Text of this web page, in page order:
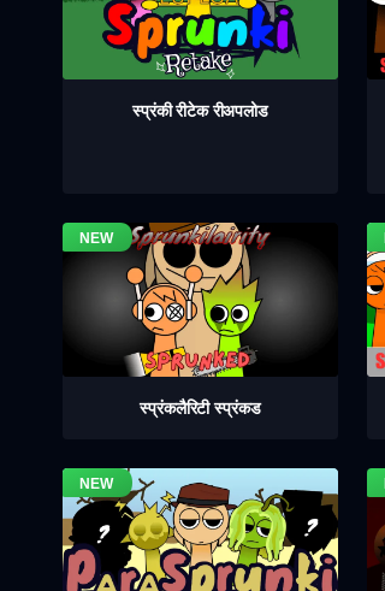
स्प्रंकी रीटेक रीअपलोड
स्प्रंकलैरिटी स्प्रंकड